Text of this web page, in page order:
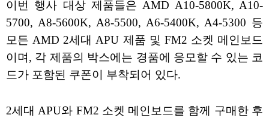
이번 행사 대상 제품들은 AMD A10-5800K, A10-
5700, A8-5600K, A8-5500, A6-5400K, A4-5300 등
모든 AMD 2세대 APU 제품 및 FM2 소켓 메인보드
이며, 각 제품의 박스에는 경품에 응모할 수 있는 코
드가 포함된 쿠폰이 부착되어 있다.
2세대 APU와 FM2 소켓 메인보드를 함께 구매한 후